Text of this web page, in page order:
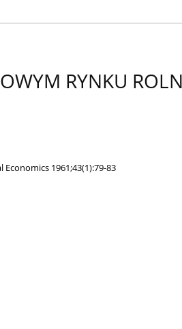
RYNKU
1961;43(1):79-83